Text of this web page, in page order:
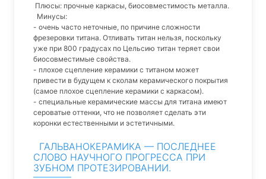
Плюсы: прочные каркасы, биосовместимость металла.
Минусы:
- очень часто неточные, по причине сложности
фрезеровки титана. Отливать титан нельзя, поскольку
уже при 800 градусах по Цельсию титан теряет свои
биосовместимые свойства.
- плохое сцепление керамики с титаном может
привести в будущем к сколам керамического покрытия
(самое плохое сцепление керамики с каркасом).
- специальные керамические массы для титана имеют
сероватые оттенки, что не позволяет сделать эти
коронки естественными и эстетичными.
ГАЛЬВАНОКЕРАМИКА — ПОСЛЕДНЕЕ
СЛОВО НАУЧНОГО ПРОГРЕССА ПРИ
ЗУБНОМ ПРОТЕЗИРОВАНИИ.